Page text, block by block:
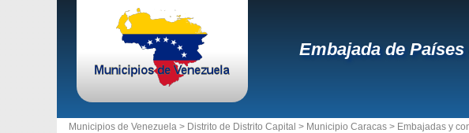
Embajada de
Municipios de Venezuela > Distrito de Distrito Capital > Municipio Caracas > Embajadas y